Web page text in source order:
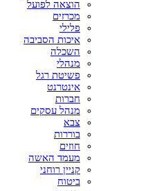
הוצאה לפועל
מכרזים
פלילי
איכות הסביבה
השכלה
מנהלי
פשיטת רגל
אינטרנט
חברות
מנהל עסקים
צבא
בוררות
חוזים
מעמד האשה
קניין רוחני
ביטוח